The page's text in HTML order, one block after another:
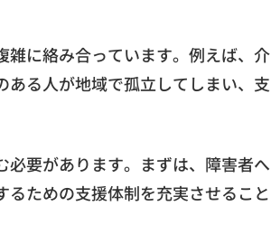
に絡み合っています。例えば、介
る人が地域で孤立してしまい、支
要があります。まずは、障害者へ
ための支援体制を充実させること